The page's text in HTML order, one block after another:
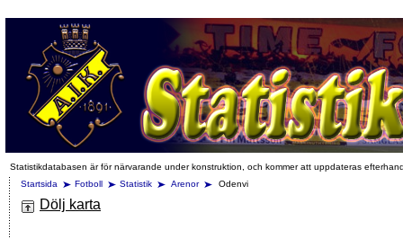
Statistikdatabasen är för närvarande under konstruktion, och kommer att uppdateras
Startsida
Fotboll Statistik Arenor Odenvi
Dölj karta